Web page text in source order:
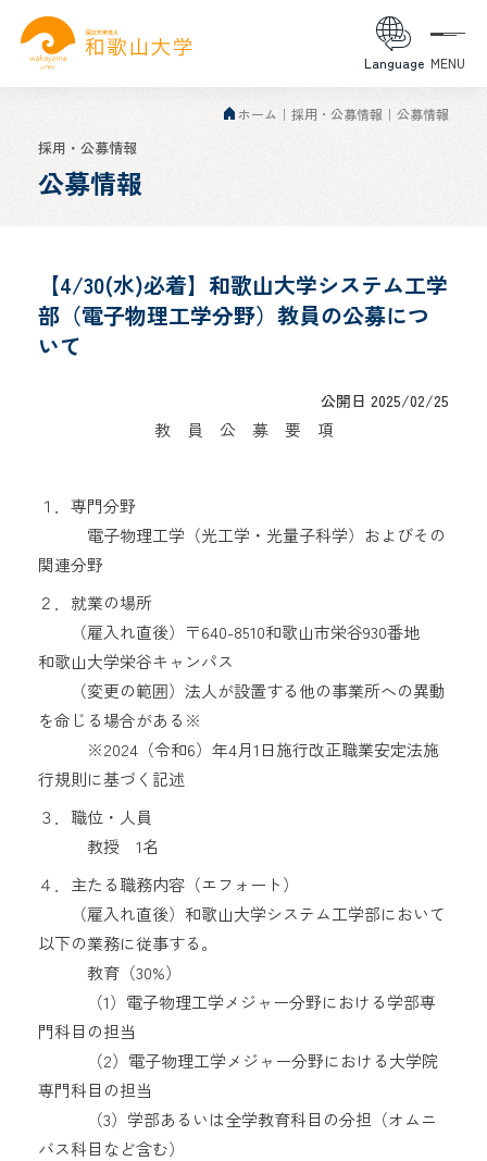
Language MENU
ホーム 採用・公募情報 公募情報
採用・公募情報
公募情報
【4/30(水)必着】和歌山大学システム工学
部（電子物理工学分野）教員の公募につ
いて
公開日 2025/02/25
教 員 公 募 要 項
１．専門分野
電子物理工学（光工学・光量子科学）およびその
関連分野
２．就業の場所
（雇入れ直後）〒640-8510和歌山市栄谷930番地
和歌山大学栄谷キャンパス
（変更の範囲）法人が設置する他の事業所への異動
を命じる場合がある※
※2024（令和6）年4月1日施行改正職業安定法施
行規則に基づく記述
３．職位・人員
教授 1名
４．主たる職務内容（エフォート）
（雇入れ直後）和歌山大学システム工学部において
以下の業務に従事する。
教育（30%）
（1）電子物理工学メジャー分野における学部専
門科目の担当
（2）電子物理工学メジャー分野における大学院
専門科目の担当
（3）学部あるいは全学教育科目の分担（オムニ
バス科目など含む）